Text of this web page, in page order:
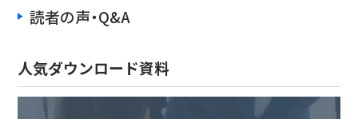
読者の声・Q&A
人気ダウンロード資料